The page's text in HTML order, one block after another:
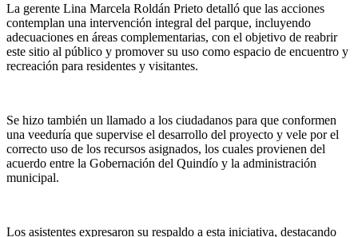
La gerente Lina Marcela Roldán Prieto detalló que las acciones
contemplan una intervención integral del parque, incluyendo
adecuaciones en áreas complementarias, con el objetivo de reabrir
este sitio al público y promover su uso como espacio de encuentro y
recreación para residentes y visitantes.
Se hizo también un llamado a los ciudadanos para que conformen
una veeduría que supervise el desarrollo del proyecto y vele por el
correcto uso de los recursos asignados, los cuales provienen del
acuerdo entre la Gobernación del Quindío y la administración
municipal.
Los asistentes expresaron su respaldo a esta iniciativa, destacando